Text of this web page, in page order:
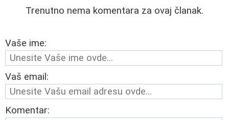
Trenutno nema komentara za ovaj članak.
Vaše ime:
Vaš email:
Komentar: